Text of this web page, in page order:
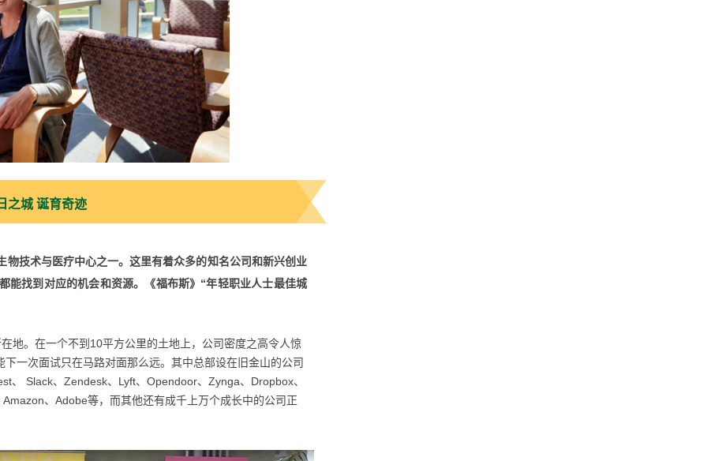
之城 诞育奇迹
技术与医疗中心之一。这里有着众多的知名公司和新兴创业
能找到对应的机会和资源。
《福布斯》“年轻职业人士最佳城
地。在一个不到10平方公里的土地上，公司密度之高令人惊
一次面试只在马路对面那么远。其中总部设在旧金山的公司
、 Slack、Zendesk、Lyft、Opendoor、Zynga、Dropbox、
、Adobe等，而其他还有成千上万个成长中的公司正